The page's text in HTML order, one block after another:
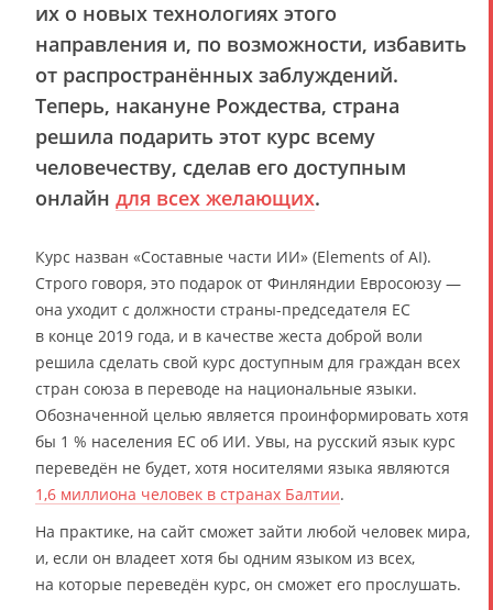
их о новых технологиях этого
направления и, по возможности, избавить
от распространённых заблуждений.
Теперь, накануне Рождества, страна
решила подарить этот курс всему
человечеству, сделав его доступным
онлайн для всех желающих.
Курс назван «Составные части ИИ» (Elements of AI).
Строго говоря, это подарок от Финляндии Евросоюзу —
она уходит с должности страны-председателя ЕС
в конце 2019 года, и в качестве жеста доброй воли
решила сделать свой курс доступным для граждан всех
стран союза в переводе на национальные языки.
Обозначенной целью является проинформировать хотя
бы 1 % населения ЕС об ИИ. Увы, на русский язык курс
переведён не будет, хотя носителями языка являются
1,6 миллиона человек в странах Балтии.
На практике, на сайт сможет зайти любой человек мира,
и, если он владеет хотя бы одним языком из всех,
на которые переведён курс, он сможет его прослушать.